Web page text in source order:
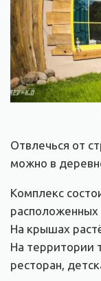
Отвлечься от
можно в
Комплекс
расположенных
На крышах
На территории
ресторан,